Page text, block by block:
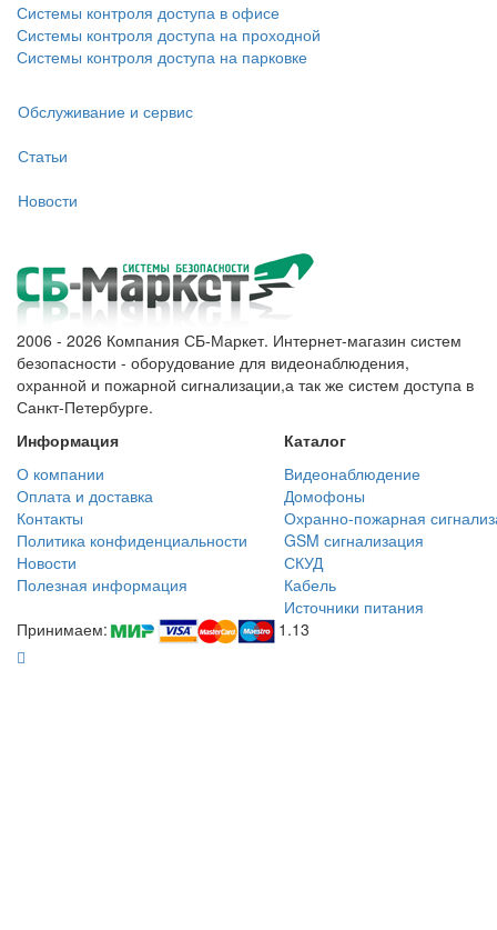
Системы контроля доступа в офисе
Системы контроля доступа на проходной
Системы контроля доступа на парковке
Обслуживание и сервис
Статьи
Новости
2006 - 2026 Компания СБ-Маркет. Интернет-магазин систем
безопасности - оборудование для видеонаблюдения,
охранной и пожарной сигнализации,а так же систем доступа в
Санкт-Петербурге.
Информация
Каталог
О компании
Видеонаблюдение
Оплата и доставка
Домофоны
Контакты
Охранно-пожарная
Политика конфиденциальности
GSM сигнализация
Новости
СКУД
Полезная информация
Кабель
Источники питания
Принимаем:
1.13